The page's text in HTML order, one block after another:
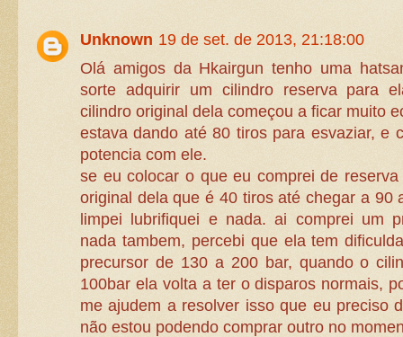
Unknown 19 de set. de 2013, 21:18:00
Olá amigos da Hkairgun tenho uma
sorte adquirir um cilindro reserva para
cilindro original dela começou a ficar muito
estava dando até 80 tiros para esvaziar, e
potencia com ele.
se eu colocar o que eu comprei de
original dela que é 40 tiros até chegar a 90
limpei lubrifiquei e nada. ai comprei um
nada tambem, percebi que ela tem
precursor de 130 a 200 bar, quando o
100bar ela volta a ter o disparos normais,
me ajudem a resolver isso que eu preciso
não estou podendo comprar outro no